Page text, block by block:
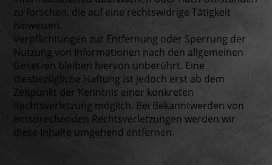
zu forschen, die auf eine rechtswidrige Tätigkeit
hinweisen.
Verpflichtungen zur Entfernung oder Sperrung der
Nutzung von Informationen nach den allgemeinen
Gesetzen bleiben hiervon unberührt. Eine
diesbezügliche Haftung ist jedoch erst ab dem
Zeitpunkt der Kenntnis einer konkreten
Rechtsverletzung möglich. Bei Bekanntwerden von
entsprechenden Rechtsverletzungen werden wir
diese Inhalte umgehend entfernen.